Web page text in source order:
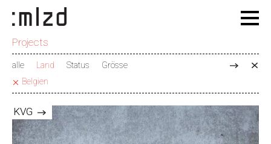
Projects
alle Land Status
Grösse
Belgien
KVG